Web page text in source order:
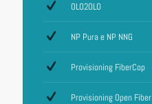
OLO2OLO
NP Pura e NP NNG
Provisioning FiberCop
Provisioning Open Fiber